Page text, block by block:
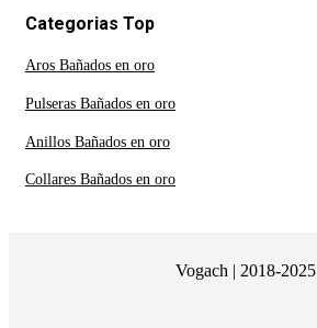
Categorias Top
Aros Bañados en oro
Pulseras Bañados en oro
Anillos Bañados en oro
Collares Bañados en oro
Vogach | 2018-2025